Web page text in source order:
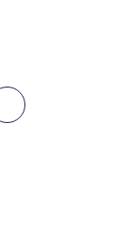
ถัดไป - ห้องพัก